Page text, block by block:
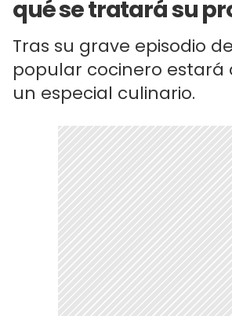
qué se tratará su
Tras su grave episodio
popular cocinero estará
un especial culinario.